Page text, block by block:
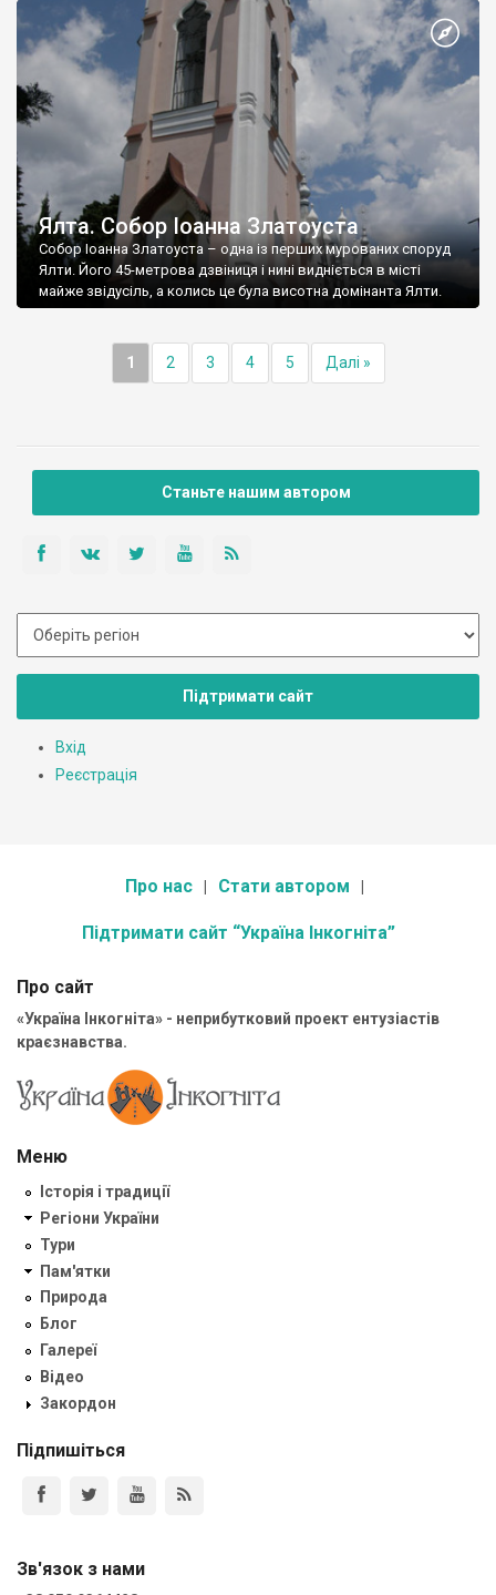
Ялта. Собор Іоанна Златоуста
Собор Іоанна Златоуста – одна із перших мурованих споруд
Ялти. Його 45-метрова дзвіниця і нині видніється в місті
майже звідусіль, а колись це була висотна домінанта Ялти.
1 2 3 4 5 Далі »
Станьте нашим автором
Підтримати сайт
Вхід
Реєстрація
Про нас Стати автором
Підтримати сайт “Україна Інкогніта”
Про сайт
«Україна Інкогніта» - неприбутковий проект ентузіастів
краєзнавства.
Меню
Історія і традиції
Регіони України
Тури
Пам'ятки
Природа
Блог
Галереї
Відео
Закордон
Підпишіться
Зв'язок з нами